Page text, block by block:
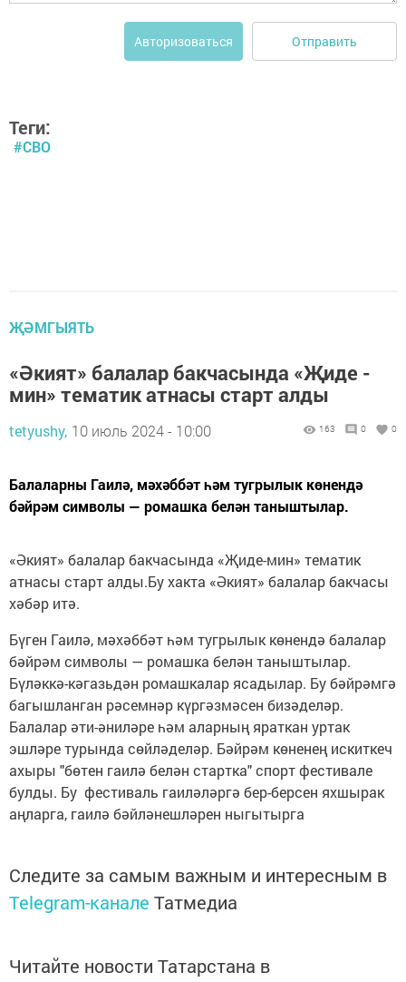
Авторизоваться Отправить
Теги:
#СВО
ҖӘМГЫЯТЬ
«Әкият» балалар бакчасында «Җиде -
мин» тематик атнасы старт алды
tetyushy, 10 июль 2024 - 10:00 163 0 0
Балаларны Гаилә, мәхәббәт һәм тугрылык көнендә
бәйрәм символы — ромашка белән таныштылар.
«Әкият» балалар бакчасында «Җиде-мин» тематик
атнасы старт алды.Бу хакта «Әкият» балалар бакчасы
хәбәр итә.
Бүген Гаилә, мәхәббәт һәм тугрылык көнендә балалар
бәйрәм символы — ромашка белән таныштылар.
Бүләккә-кәгазьдән ромашкалар ясадылар. Бу бәйрәмгә
багышланган рәсемнәр күргәзмәсен бизәделәр.
Балалар әти-әниләре һәм аларның яраткан уртак
эшләре турында сөйләделәр. Бәйрәм көненең искиткеч
ахыры "бөтен гаилә белән стартка" спорт фестивале
булды. Бу фестиваль гаиләләргә бер-берсен яхшырак
аңларга, гаилә бәйләнешләрен ныгытырга
Следите за самым важным и интересным в
Telegram-канале Татмедиа
Читайте новости Татарстана в